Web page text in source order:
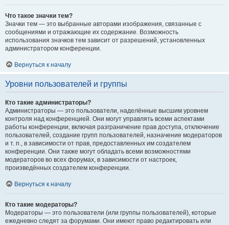
Что такое значки тем?
Значки тем — это выбранные авторами изображения, связанные с
сообщениями и отражающие их содержание. Возможность
использования значков тем зависит от разрешений, установленных
администратором конференции.
Вернуться к началу
Уровни пользователей и группы
Кто такие администраторы?
Администраторы — это пользователи, наделённые высшим уровнем
контроля над конференцией. Они могут управлять всеми аспектами
работы конференции, включая разграничение прав доступа, отключение
пользователей, создание групп пользователей, назначение модераторов
и т. п., в зависимости от прав, предоставленных им создателем
конференции. Они также могут обладать всеми возможностями
модераторов во всех форумах, в зависимости от настроек,
произведённых создателем конференции.
Вернуться к началу
Кто такие модераторы?
Модераторы — это пользователи (или группы пользователей), которые
ежедневно следят за форумами. Они имеют право редактировать или